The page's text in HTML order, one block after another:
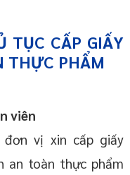
TỤC CẤP GIẤY
THỰC PHẨM
viên
vị xin cấp giấy
an toàn thực phẩm